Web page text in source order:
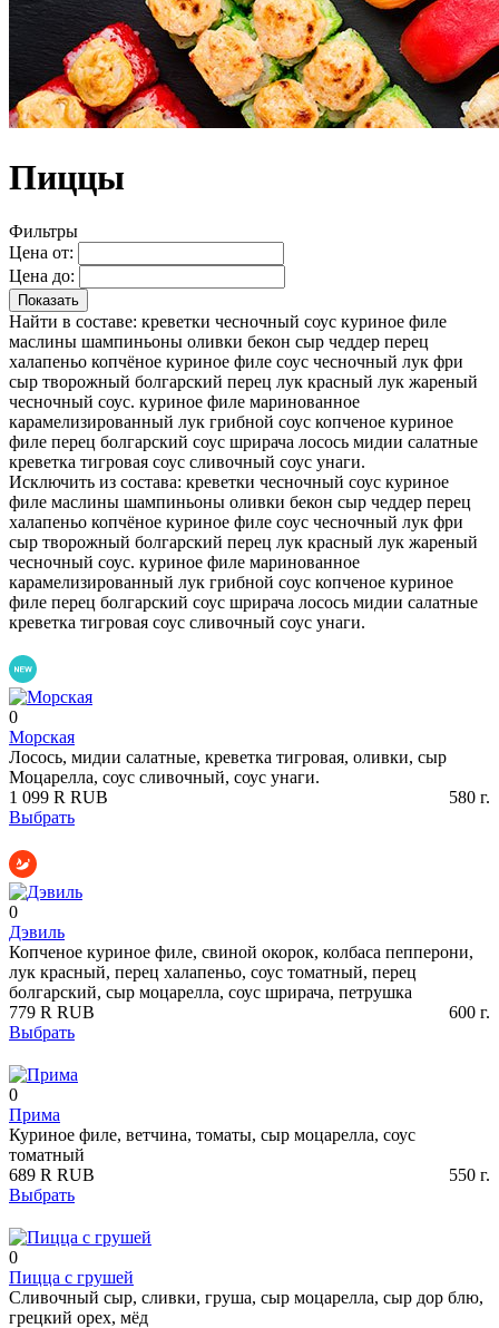
Пиццы
Фильтры
Цена от:
Цена до:
Показать
Найти в составе: креветки чесночный соус куриное филе
маслины шампиньоны оливки бекон сыр чеддер перец
халапеньо копчёное куриное филе соус чесночный лук фри
сыр творожный болгарский перец лук красный лук жареный
чесночный соус. куриное филе маринованное
карамелизированный лук грибной соус копченое куриное
филе перец болгарский соус шрирача лосось мидии салатные
креветка тигровая соус сливочный соус унаги.
Исключить из состава: креветки чесночный соус куриное
филе маслины шампиньоны оливки бекон сыр чеддер перец
халапеньо копчёное куриное филе соус чесночный лук фри
сыр творожный болгарский перец лук красный лук жареный
чесночный соус. куриное филе маринованное
карамелизированный лук грибной соус копченое куриное
филе перец болгарский соус шрирача лосось мидии салатные
креветка тигровая соус сливочный соус унаги.
0
Морская
Лосось, мидии салатные, креветка тигровая, оливки, сыр
Моцарелла, соус сливочный, соус унаги.
1 099 R RUB 580 г.
Выбрать
0
Дэвиль
Копченое куриное филе, свиной окорок, колбаса пепперони,
лук красный, перец халапеньо, соус томатный, перец
болгарский, сыр моцарелла, соус шрирача, петрушка
779 R RUB 600 г.
Выбрать
0
Прима
Куриное филе, ветчина, томаты, сыр моцарелла, соус
томатный
689 R RUB 550 г.
Выбрать
0
Пицца с грушей
Сливочный сыр, сливки, груша, сыр моцарелла, сыр дор блю,
грецкий орех, мёд